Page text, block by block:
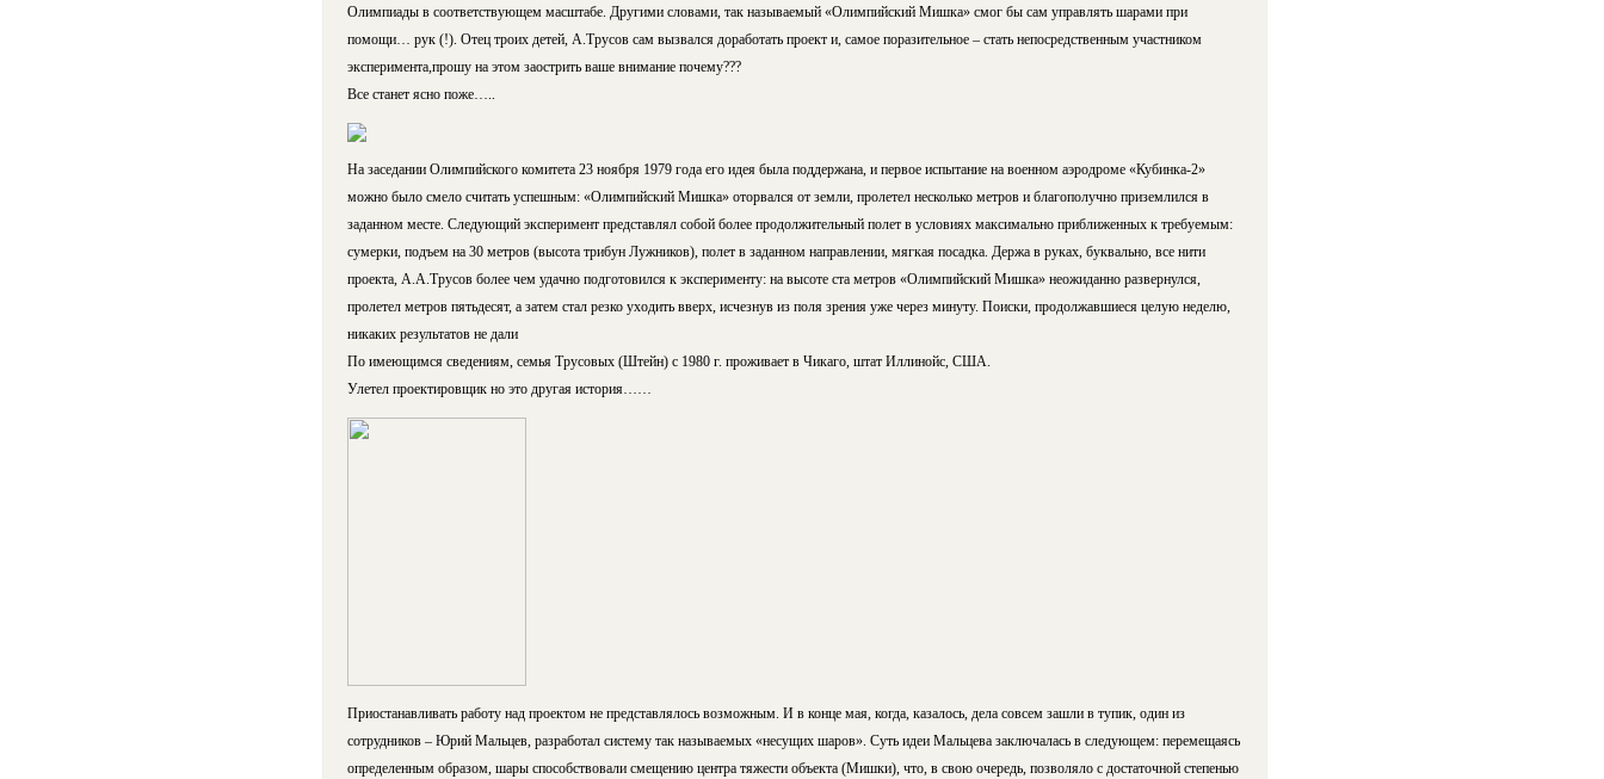
Олимпиады в соответствующем масштабе. Другими словами, так называемый «Олимпийский Мишка» смог бы сам управлять шарами при
помощи… рук (!). Отец троих детей, А.Трусов сам вызвался доработать проект и, самое поразительное – стать непосредственным участником
эксперимента,прошу на этом заострить ваше внимание почему???
Все станет ясно поже…..
На заседании Олимпийского комитета 23 ноября 1979 года его идея была поддержана, и первое испытание на военном аэродроме «Кубинка-2»
можно было смело считать успешным: «Олимпийский Мишка» оторвался от земли, пролетел несколько метров и благополучно приземлился в
заданном месте. Следующий эксперимент представлял собой более продолжительный полет в условиях максимально приближенных к требуемым:
сумерки, подъем на 30 метров (высота трибун Лужников), полет в заданном направлении, мягкая посадка. Держа в руках, буквально, все нити
проекта, А.А.Трусов более чем удачно подготовился к эксперименту: на высоте ста метров «Олимпийский Мишка» неожиданно развернулся,
пролетел метров пятьдесят, а затем стал резко уходить вверх, исчезнув из поля зрения уже через минуту. Поиски, продолжавшиеся целую неделю,
никаких результатов не дали
По имеющимся сведениям, семья Трусовых (Штейн) с 1980 г. проживает в Чикаго, штат Иллинойс, США.
Улетел проектировщик но это другая история……
Приостанавливать работу над проектом не представлялось возможным. И в конце мая, когда, казалось, дела совсем зашли в тупик, один из
сотрудников – Юрий Мальцев, разработал систему так называемых «несущих шаров». Суть идеи Мальцева заключалась в следующем: перемещаясь
определенным образом, шары способствовали смещению центра тяжести объекта (Мишки), что, в свою очередь, позволяло с достаточной степенью